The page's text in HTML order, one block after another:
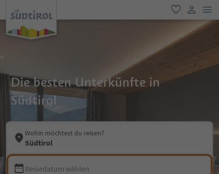
favorit
user link
Die besten Unterkünfte in
Südtirol
Wohin möchtest du reisen?
Südtirol
Reisedatum wählen